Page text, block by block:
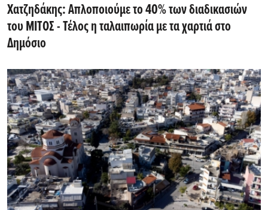
Χατζηδάκης: Απλοποιούμε το 40% των διαδικασιών
του ΜΙΤΟΣ - Τέλος η ταλαιπωρία με τα χαρτιά στο
Δημόσιο